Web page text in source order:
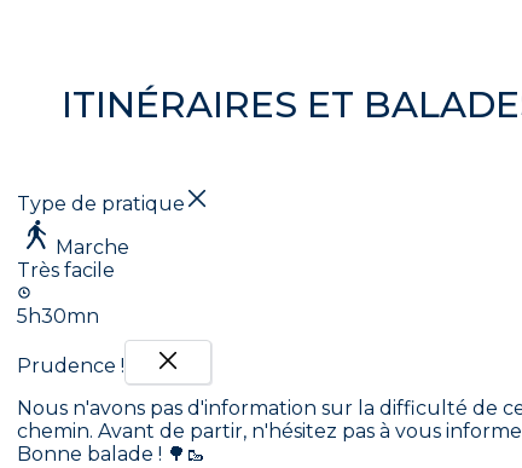
ITINÉRAIRES ET
Type de pratique
Marche
Très facile
5h30mn
Prudence !
Nous n'avons pas d'information sur la difficulté de
chemin. Avant de partir, n'hésitez pas à vous
Bonne balade ! 🌳🥾